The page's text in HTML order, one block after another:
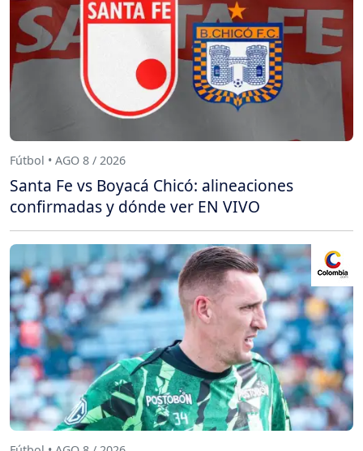
Fútbol • AGO 8 / 2026
Santa Fe vs Boyacá Chicó: alineaciones
confirmadas y dónde ver EN VIVO